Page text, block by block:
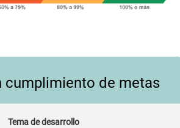
cumplimiento de metas
Tema de desarrollo